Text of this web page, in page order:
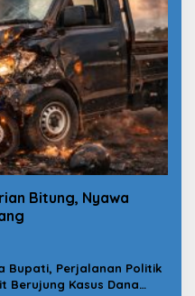
Bitung, Nyawa
Bupati, Perjalanan Politik
Berujung Kasus Dana